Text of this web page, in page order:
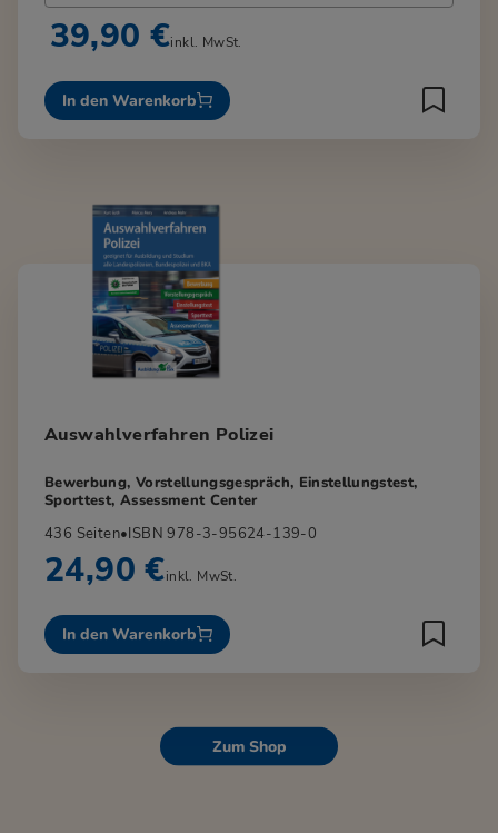
39,90 €inkl. MwSt.
In den Warenkorb
Auswahlverfahren Polizei
Bewerbung, Vorstellungsgespräch, Einstellungstest,
Sporttest, Assessment Center
436 Seiten•ISBN 978-3-95624-139-0
24,90 €inkl. MwSt.
In den Warenkorb
Zum Shop